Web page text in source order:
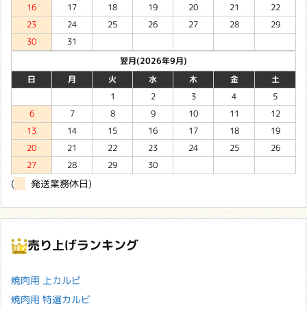
16
17 18 19 20 21
22
23
24 25 26 27 28
29
30
31
翌月(2026年9月)
日
月 火 水 木 金
土
1
2 3 4
5
6
7 8 9 10 11
12
13
14 15 16 17 18
19
20
21 22 23 24 25
26
27
28 29 30
( 発送業務休日)
売り上げランキング
焼肉用 上カルビ
焼肉用 特選カルビ